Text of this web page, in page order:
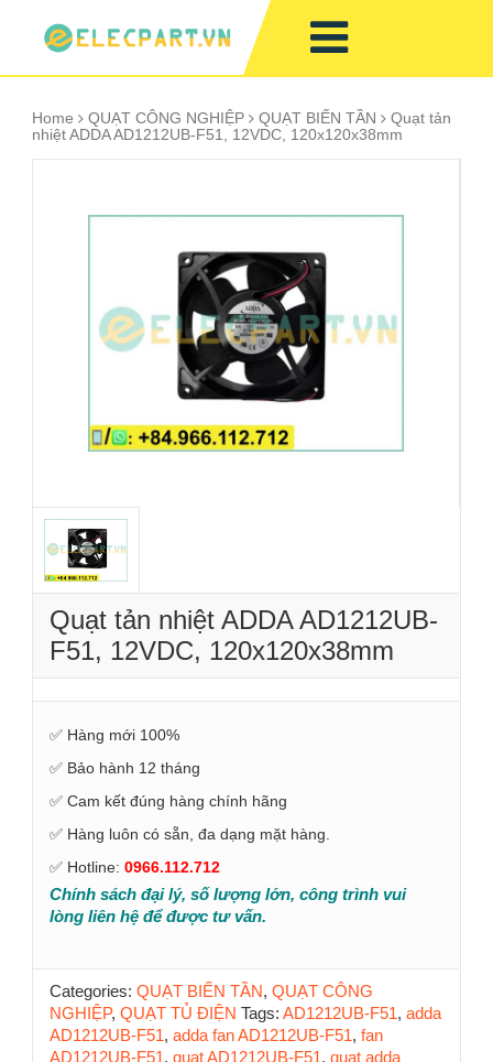
Home QUẠT CÔNG NGHIỆP QUẠT BIẾN TẦN
Quạt tản
nhiệt ADDA AD1212UB-F51, 12VDC, 120x120x38mm
Quạt tản nhiệt ADDA AD1212UB-
F51, 12VDC, 120x120x38mm
✅ Hàng mới 100%
✅ Bảo hành 12 tháng
✅ Cam kết đúng hàng chính hãng
✅ Hàng luôn có sẵn, đa dạng mặt hàng.
✅ Hotline: 0966.112.712
Chính sách đại lý, số lượng lớn, công trình vui
lòng liên hệ để được tư vấn.
Categories: QUẠT BIẾN TẦN, QUẠT CÔNG
NGHIỆP, QUẠT TỦ ĐIỆN Tags: AD1212UB-F51, adda
AD1212UB-F51, adda fan AD1212UB-F51, fan
AD1212UB-F51, quạt AD1212UB-F51, quạt adda